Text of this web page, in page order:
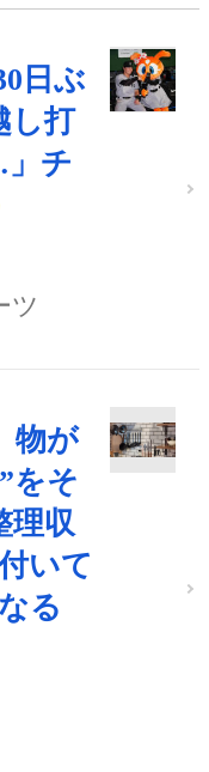
日ぶ
し打
」チ
ツ
物が
をそ
収
いて
る